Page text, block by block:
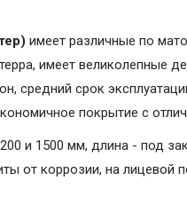
имеет различные по
имеет великолепные
средний срок
покрытие с
и 1500 мм, длина - под
от коррозии, на лицевой